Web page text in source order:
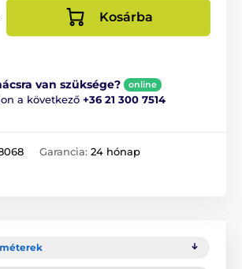
Kosárba
van szüksége? online
a következő +36 21 300 7514
Garancia: 24 hónap